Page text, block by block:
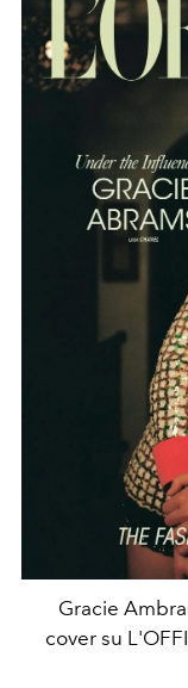
Gracie
cover su